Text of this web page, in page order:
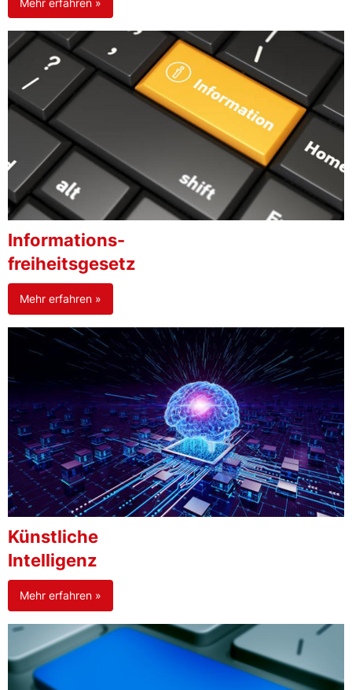
Informations-
freiheitsgesetz
Mehr erfahren »
Künstliche
Intelligenz
Mehr erfahren »